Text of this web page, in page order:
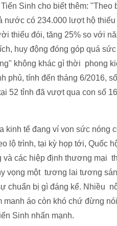
Sinh cho biết thêm: "Theo
nước có 234.000 lượt hộ
thiếu đói, tăng 25% so với
huy động đóng góp quá
không khác gì thời phong
phủ, tính đến tháng 6/2016,
52 tỉnh đã vượt qua con số
kinh tế đang ví von sức
lộ trình, tại kỳ họp tới, Quốc
các hiệp định thương mại
vọng một tương lai tương
chuẩn bị gì đáng kể. Nhiều
manh áo còn khó chứ đừng
Sinh nhấn mạnh.